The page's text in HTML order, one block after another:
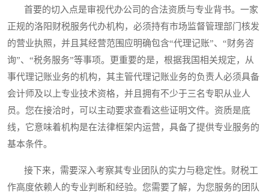
首要的切入点是审视代办公司的合法资质与专业背书。一家
正规的洛阳财税服务代办机构，必须持有市场监督管理部门核发
的营业执照，并且其经营范围应明确包含“代理记账”、“财务咨
询”、“税务服务”等事项。更重要的是，根据我国相关规定，从
事代理记账业务的机构，其主管代理记账业务的负责人必须具备
会计师及以上专业技术资格，并且拥有不少于三名专职从业人
员。您在接洽时，可以主动要求查看这些证明文件。资质是底
线，它意味着机构是在法律框架内运营，具备了提供专业服务的
基本条件。
接下来，需要深入考察其专业团队的实力与稳定性。财税工
作高度依赖人的专业判断和经验。您需要了解，为您服务的团队